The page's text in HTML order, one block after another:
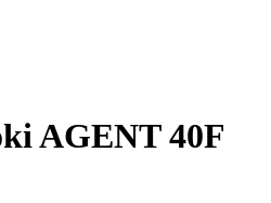
AGENT 40F